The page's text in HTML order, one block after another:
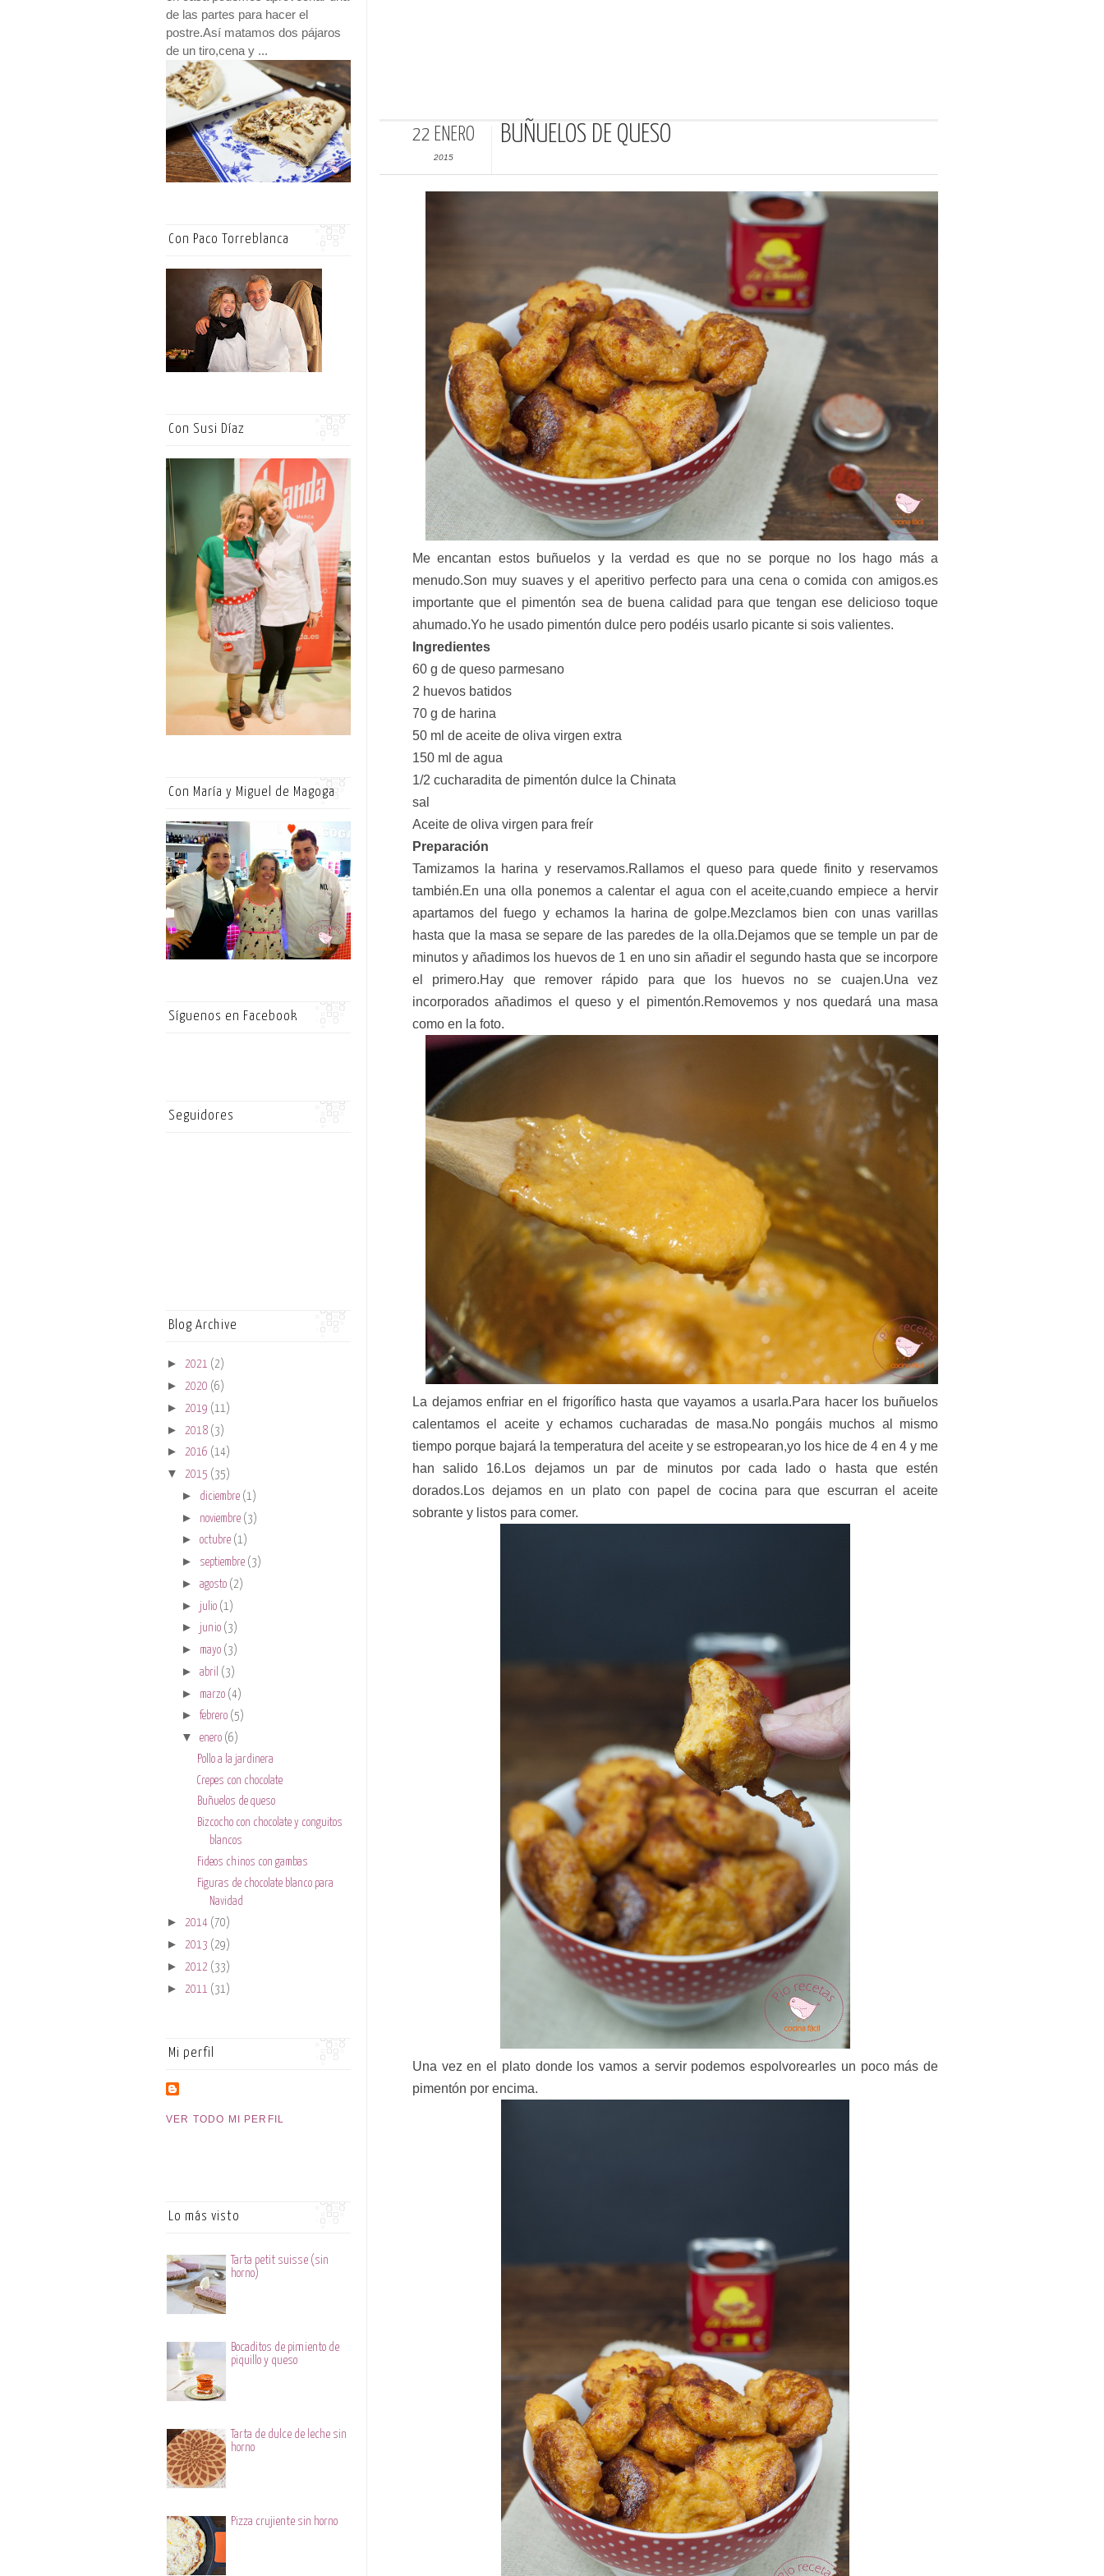
22 ENERO
2015
BUÑUELOS DE QUESO
Me encantan estos buñuelos y la verdad es que no se porque no los hago más a
menudo.Son muy suaves y el aperitivo perfecto para una cena o comida con amigos.es
importante que el pimentón sea de buena calidad para que tengan ese delicioso toque
ahumado.Yo he usado pimentón dulce pero podéis usarlo picante si sois valientes.
Ingredientes
60 g de queso parmesano
2 huevos batidos
70 g de harina
50 ml de aceite de oliva virgen extra
150 ml de agua
1/2 cucharadita de pimentón dulce la Chinata
sal
Aceite de oliva virgen para freír
Preparación
Tamizamos la harina y reservamos.Rallamos el queso para quede finito y reservamos
también.En una olla ponemos a calentar el agua con el aceite,cuando empiece a hervir
apartamos del fuego y echamos la harina de golpe.Mezclamos bien con unas varillas
hasta que la masa se separe de las paredes de la olla.Dejamos que se temple un par de
minutos y añadimos los huevos de 1 en uno sin añadir el segundo hasta que se incorpore
el primero.Hay que remover rápido para que los huevos no se cuajen.Una vez
incorporados añadimos el queso y el pimentón.Removemos y nos quedará una masa
como en la foto.
La dejamos enfriar en el frigorífico hasta que vayamos a usarla.Para hacer los buñuelos
calentamos el aceite y echamos cucharadas de masa.No pongáis muchos al mismo
tiempo porque bajará la temperatura del aceite y se estropearan,yo los hice de 4 en 4 y me
han salido 16.Los dejamos un par de minutos por cada lado o hasta que estén
dorados.Los dejamos en un plato con papel de cocina para que escurran el aceite
sobrante y listos para comer.
Una vez en el plato donde los vamos a servir podemos espolvorearles un poco más de
pimentón por encima.
de las partes para hacer el
postre.Así matamos dos pájaros
de un tiro,cena y ...
Con Paco Torreblanca
Con Susi Díaz
Con María y Miguel de Magoga
Síguenos en Facebook
Seguidores
Blog Archive
► 2021 (2)
► 2020 (6)
► 2019 (11)
► 2018 (3)
► 2016 (14)
▼ 2015 (35)
► diciembre (1)
► noviembre (3)
► octubre (1)
► septiembre (3)
► agosto (2)
► julio (1)
► junio (3)
► mayo (3)
► abril (3)
► marzo (4)
► febrero (5)
▼ enero (6)
Pollo a la jardinera
Crepes con chocolate
Buñuelos de queso
Bizcocho con chocolate y conguitos
blancos
Fideos chinos con gambas
Figuras de chocolate blanco para
Navidad
► 2014 (70)
► 2013 (29)
► 2012 (33)
► 2011 (31)
Mi perfil
VER TODO MI PERFIL
Lo más visto
Tarta petit suisse (sin
horno)
Bocaditos de pimiento de
piquillo y queso
Tarta de dulce de leche sin
horno
Pizza crujiente sin horno